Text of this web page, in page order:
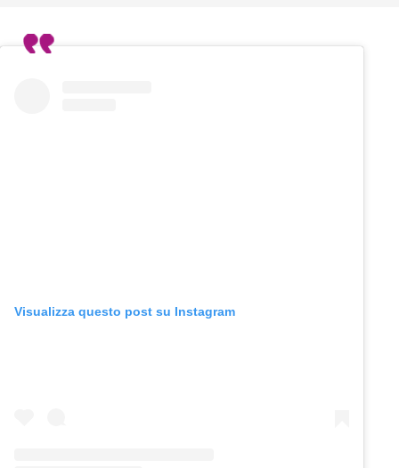
Visualizza questo post su Instagram